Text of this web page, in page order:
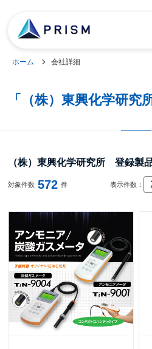
ホーム 会社詳細
「（株）東興化学研究
（株）東興化学研究所 登録製
対象件数 572 件 表示件数：